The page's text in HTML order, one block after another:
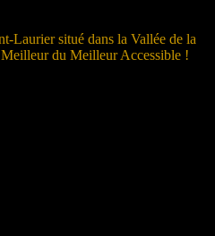
Laurier situé dans la Vallée de la
du Meilleur Accessible !